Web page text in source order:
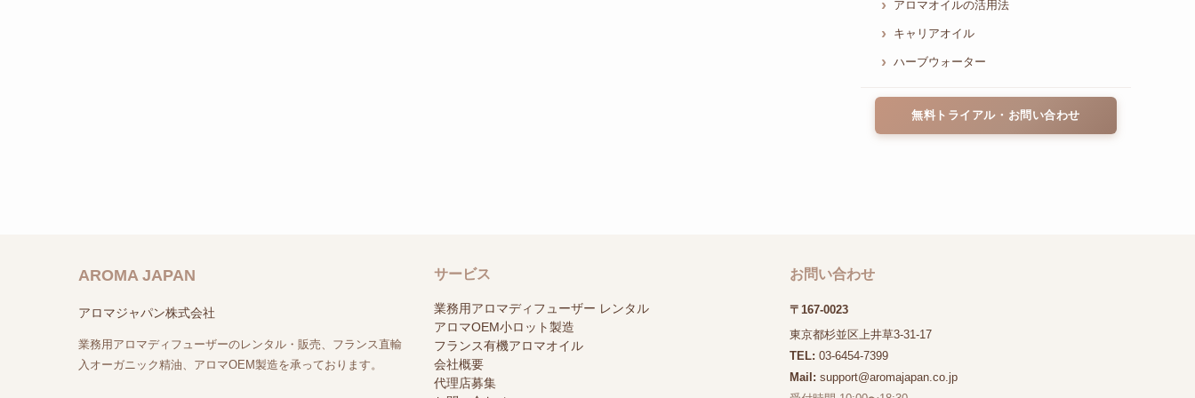
アロマオイルの活用法
キャリアオイル
ハーブウォーター
無料トライアル・お問い合わせ
AROMA JAPAN
アロマジャパン株式会社
業務用アロマディフューザーのレンタル・販売、フランス直輸
入オーガニック精油、アロマOEM製造を承っております。
サービス
業務用アロマディフューザー レンタル
アロマOEM小ロット製造
フランス有機アロマオイル
会社概要
代理店募集
お問い合わせ
〒167-0023
東京都杉並区上井草3-31-17
TEL: 03-6454-7399
Mail: support@aromajapan.co.jp